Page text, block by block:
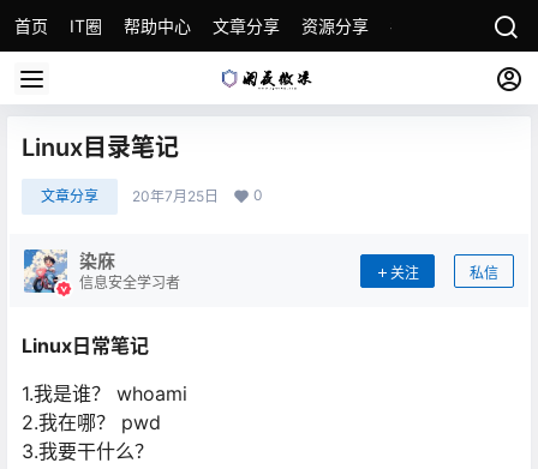
首页 IT圈 帮助中心 文章分享 资源分享 各种教程 关于本
Linux目录笔记
文章分享 20年7月25日 0
染庥
信息安全学习者
关注 私信
Linux日常笔记
1.我是谁？ whoami
2.我在哪？ pwd
3.我要⼲什么？